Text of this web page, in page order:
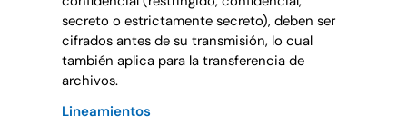
secreto o estrictamente secreto), deben ser
cifrados antes de su transmisión, lo cual
también aplica para la transferencia de
archivos.
Lineamientos